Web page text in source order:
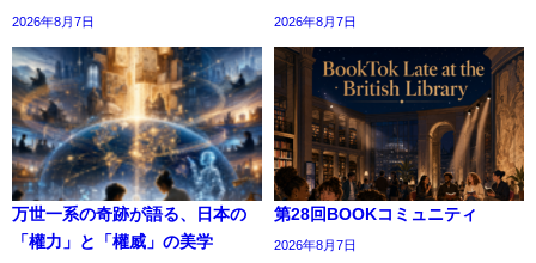
2026年8月7日 2026年8月7日
万世一系の奇跡が語る、日本の
「權力」と「權威」の美学
第28回BOOKコミュニティ
2026年8月7日